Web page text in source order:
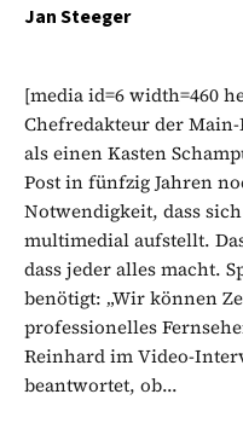
Jan Steeger
[media id=6 width=460
Chefredakteur der
als einen Kasten
Post in fünfzig Jahren
Notwendigkeit, dass
multimedial aufstellt.
dass jeder alles macht.
benötigt: „Wir können
professionelles
Reinhard im Video-
beantwortet, ob...